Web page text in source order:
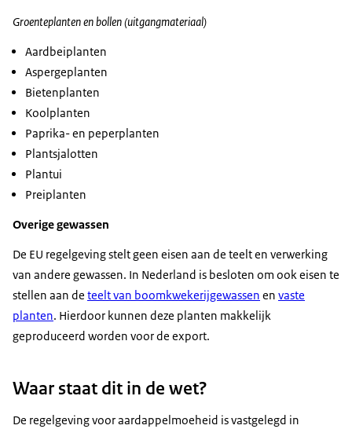
Groenteplanten en bollen (uitgangmateriaal)
Aardbeiplanten
Aspergeplanten
Bietenplanten
Koolplanten
Paprika- en peperplanten
Plantsjalotten
Plantui
Preiplanten
Overige gewassen
De EU regelgeving stelt geen eisen aan de teelt en verwerking
van andere gewassen. In Nederland is besloten om ook eisen te
stellen aan de teelt van boomkwekerijgewassen en vaste
planten. Hierdoor kunnen deze planten makkelijk
geproduceerd worden voor de export.
Waar staat dit in de wet?
De regelgeving voor aardappelmoeheid is vastgelegd in